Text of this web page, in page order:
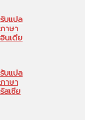
รับแปล
ภาษา
อินเดีย
รับแปล
ภาษา
รัสเซีย